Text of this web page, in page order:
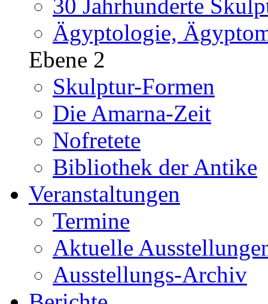
30 Jahrhunderte
Ägyptologie,
Ebene 2
Skulptur-Formen
Die Amarna-Zeit
Nofretete
Bibliothek der Antike
Veranstaltungen
Termine
Aktuelle
Ausstellungs-Archiv